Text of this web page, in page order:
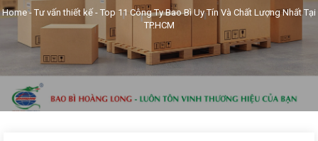
Home-Tư vấn thiết kế - Top 11 Công Ty Bao Bì Uy Tín Và Chất Lượng Nhất Tại
TP.HCM